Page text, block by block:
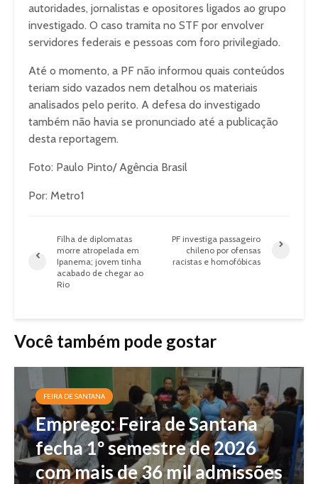
autoridades, jornalistas e opositores ligados ao grupo
investigado. O caso tramita no STF por envolver
servidores federais e pessoas com foro privilegiado.
Até o momento, a PF não informou quais conteúdos
teriam sido vazados nem detalhou os materiais
analisados pelo perito. A defesa do investigado
também não havia se pronunciado até a publicação
desta reportagem.
Foto: Paulo Pinto/ Agência Brasil
Por: Metro1
Filha de diplomatas
morre atropelada em
Ipanema; jovem tinha
acabado de chegar ao
Rio
PF investiga passageiro
chileno por ofensas
racistas e homofóbicas
Você também pode gostar
FEIRA DE SANTANA
Emprego: Feira de Santana
fecha 1º semestre de 2026
com mais de 36 mil admissões